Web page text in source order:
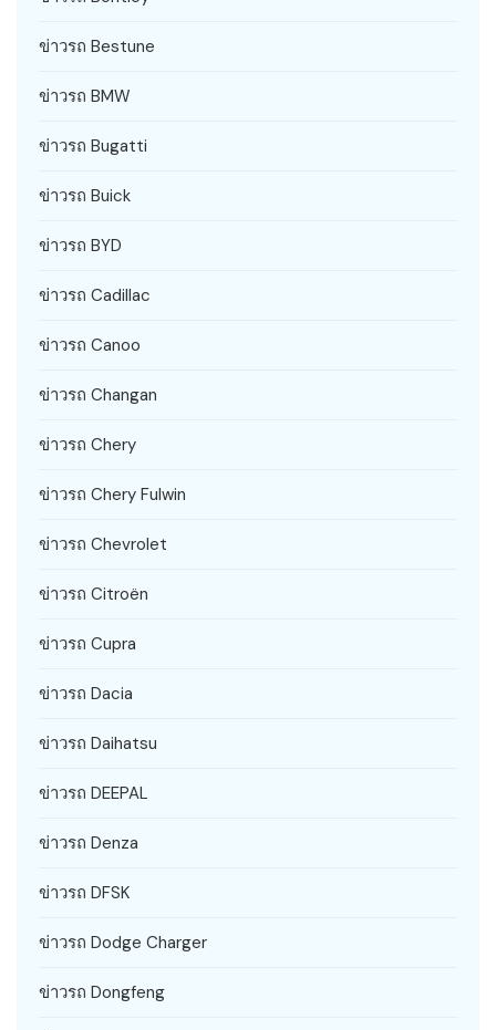
ข่าวรถ Bestune
ข่าวรถ BMW
ข่าวรถ Bugatti
ข่าวรถ Buick
ข่าวรถ BYD
ข่าวรถ Cadillac
ข่าวรถ Canoo
ข่าวรถ Changan
ข่าวรถ Chery
ข่าวรถ Chery Fulwin
ข่าวรถ Chevrolet
ข่าวรถ Citroën
ข่าวรถ Cupra
ข่าวรถ Dacia
ข่าวรถ Daihatsu
ข่าวรถ DEEPAL
ข่าวรถ Denza
ข่าวรถ DFSK
ข่าวรถ Dodge Charger
ข่าวรถ Dongfeng